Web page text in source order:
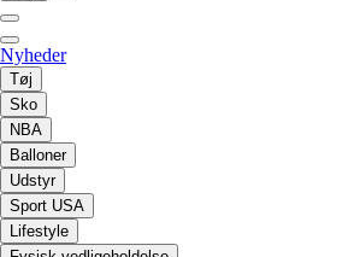
Nyheder
Tøj
Sko
NBA
Balloner
Udstyr
Sport USA
Lifestyle